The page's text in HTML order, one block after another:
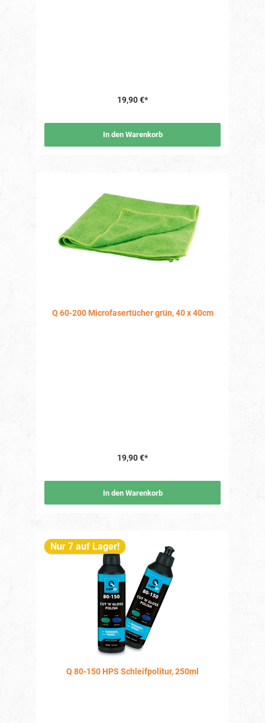
19,90 €*
In den Warenkorb
Q 60-200 Microfasertücher grün, 40 x 40cm
19,90 €*
In den Warenkorb
Nur 7 auf Lager!
Q 80-150 HPS Schleifpolitur, 250ml